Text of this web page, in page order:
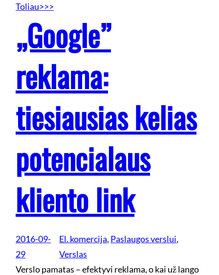
Toliau>>>
„Google”
reklama:
tiesiausias kelias
potencialaus
kliento link
2016-09-
29
El. komercija, Paslaugos verslui
Verslas
Verslo pamatas – efektyvi reklama, o kai už lango